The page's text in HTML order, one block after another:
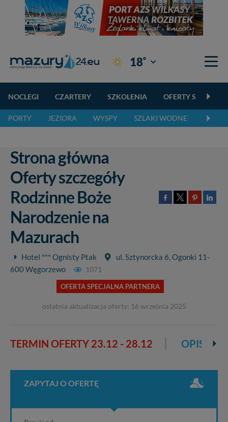
18° Giżycko
NOCLEGI CZARTERY SZKOLENIA OFERTY
PORTY JEZIORA WYSPY SZLAKI WODNE
Strona główna
Oferty szczegóły
Rodzinne Boże
Narodzenie na
Mazurach
Hotel *** Ognisty Ptak
ul. Sztynorcka 6, Ogonki 11-
600 Węgorzewo
1071
OFERTA SPECJALNA PARTNERA
ostatnia aktualizacja oferty: 16 września 2025
TERMIN OFERTY 23.12 - 28.12 OPIS
ZAPYTAJ O OFERTĘ